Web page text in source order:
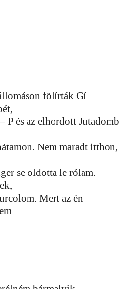
fölírták Gí
P és az elhordott Jutadomb
Nem maradt itthon,
se oldotta le rólam.
Mert az én